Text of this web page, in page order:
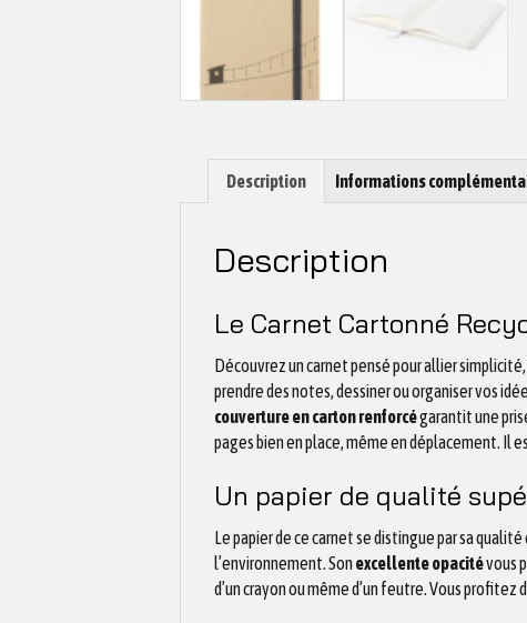
Description Informations
Description
Le Carnet Cartonné
Découvrez un carnet pensé pour allier
prendre des notes, dessiner ou organiser vos
couverture en carton renforcégarantit une
pages bien en place, même en déplacement. Il
Un papier de qualité
Le papier de ce carnet se distingue par sa
l’environnement. Sonexcellente opacitévous
d’un crayon ou même d’un feutre. Vous profitez